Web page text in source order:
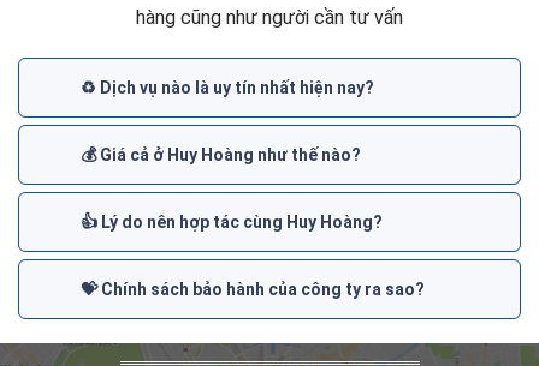
hàng cũng như người cần tư vấn
♻️ Dịch vụ nào là uy tín nhất hiện nay?
💰 Giá cả ở Huy Hoàng như thế nào?
👍 Lý do nên hợp tác cùng Huy Hoàng?
💝 Chính sách bảo hành của công ty ra sao?